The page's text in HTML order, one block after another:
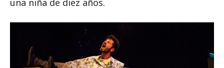
una niña de diez años.